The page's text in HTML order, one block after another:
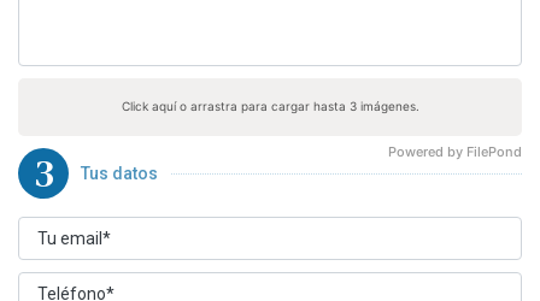
Powered by FilePond
Click aquí o arrastra para cargar hasta 3 imágenes.
3 Tus datos